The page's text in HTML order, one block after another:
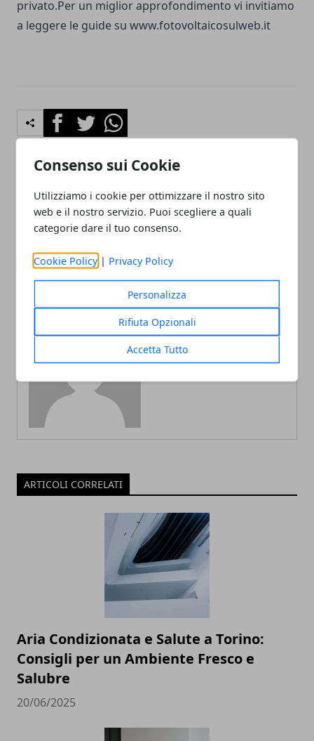
Consenso sui Cookie
Utilizziamo i cookie per ottimizzare il nostro sito
web e il nostro servizio. Puoi scegliere a quali
categorie dare il tuo consenso.
Cookie Policy | Privacy Policy
Personalizza
Rifiuta Opzionali
Accetta Tutto
privato.Per un miglior approfondimento vi invitiamo
a leggere le guide su www.fotovoltaicosulweb.it
FacebookTwitterWhatsapp
Articolo Precedente
Prestiti personali senza
andare in banca, ecco
Articolo Successivo
Tatuaggi, tutte le
Redazione
ARTICOLI CORRELATI
Aria Condizionata e Salute a Torino:
Consigli per un Ambiente Fresco e
Salubre
20/06/2025